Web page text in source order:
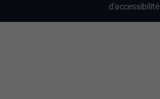
d'accessibilité